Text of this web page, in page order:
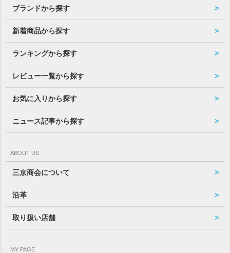
ブランドから探す
新着商品から探す
ランキングから探す
レビュー一覧から探す
お気に入りから探す
ニュース記事から探す
ABOUT US
三京商会について
沿革
取り扱い店舗
MY PAGE